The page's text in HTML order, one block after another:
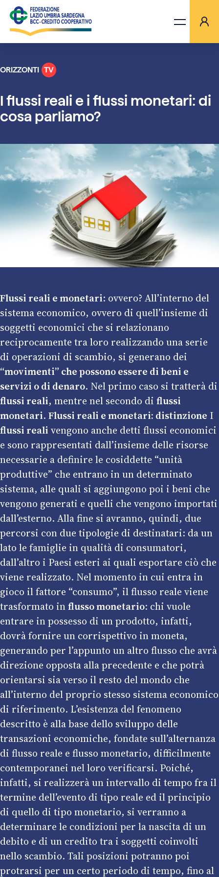
LA FEDERAZIONE
BANCHE
AGGIORNAMENTI
ORIZZONTI TV
ORIZZONTI TV
I flussi reali e i flussi monetari: di
cosa parliamo?
Flussi reali e monetari: ovvero? All’interno del
sistema economico, ovvero di quell’insieme di
soggetti economici che si relazionano
reciprocamente tra loro realizzando una serie
di operazioni di scambio, si generano dei
“movimenti” che possono essere di beni e
servizi o di denaro. Nel primo caso si tratterà di
flussi reali, mentre nel secondo di flussi
monetari. Flussi reali e monetari: distinzione I
flussi realivengono anche detti flussi economici
e sono rappresentati dall’insieme delle risorse
necessarie a definire le cosiddette “unità
produttive” che entrano in un determinato
sistema, alle quali si aggiungono poi i beni che
vengono generati e quelli che vengono importati
dall’esterno. Alla fine si avranno, quindi, due
percorsi con due tipologie di destinatari: da un
lato le famiglie in qualità di consumatori,
dall’altro i Paesi esteri ai quali esportare ciò che
viene realizzato. Nel momento in cui entra in
gioco il fattore “consumo”, il flusso reale viene
trasformato influsso monetario: chi vuole
entrare in possesso di un prodotto, infatti,
dovrà fornire un corrispettivo in moneta,
generando per l’appunto un altro flusso che avrà
direzione opposta alla precedente e che potrà
orientarsi sia verso il resto del mondo che
all’interno del proprio stesso sistema economico
di riferimento. L’esistenza del fenomeno
descritto è alla base dello sviluppo delle
transazioni economiche, fondate sull’alternanza
di flusso reale e flusso monetario, difficilmente
contemporanei nel loro verificarsi. Poiché,
infatti, si realizzerà un intervallo di tempo fra il
termine dell’evento di tipo reale ed il principio
di quello di tipo monetario, si verranno a
determinare le condizioni per la nascita di un
debito e di un credito tra i soggetti coinvolti
nello scambio. Tali posizioni potranno poi
protrarsi per un certo periodo di tempo, fino al